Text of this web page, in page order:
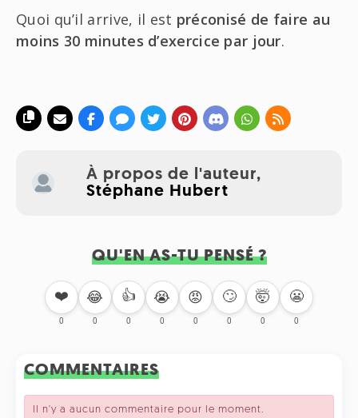
Quoi qu’il arrive, il est préconisé de faire au
moins 30 minutes d’exercice par jour.
À propos de l'auteur,
Stéphane Hubert
QU'EN AS-TU PENSÉ ?
❤️
0
😂
0
👍
0
😭
0
😡
0
🙄
0
🤯
0
😬
0
COMMENTAIRES
Il n'y a aucun commentaire pour le moment.